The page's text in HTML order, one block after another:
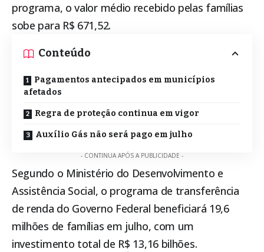
programa, o valor médio recebido pelas famílias
sobe para R$ 671,52.
Conteúdo
Pagamentos antecipados em municípios
afetados
Regra de proteção continua em vigor
Auxílio Gás não será pago em julho
- CONTINUA APÓS A PUBLICIDADE -
Segundo o Ministério do Desenvolvimento e
Assistência Social, o programa de transferência
de renda do Governo Federal beneficiará 19,6
milhões de famílias em julho, com um
investimento total de R$ 13,16 bilhões.